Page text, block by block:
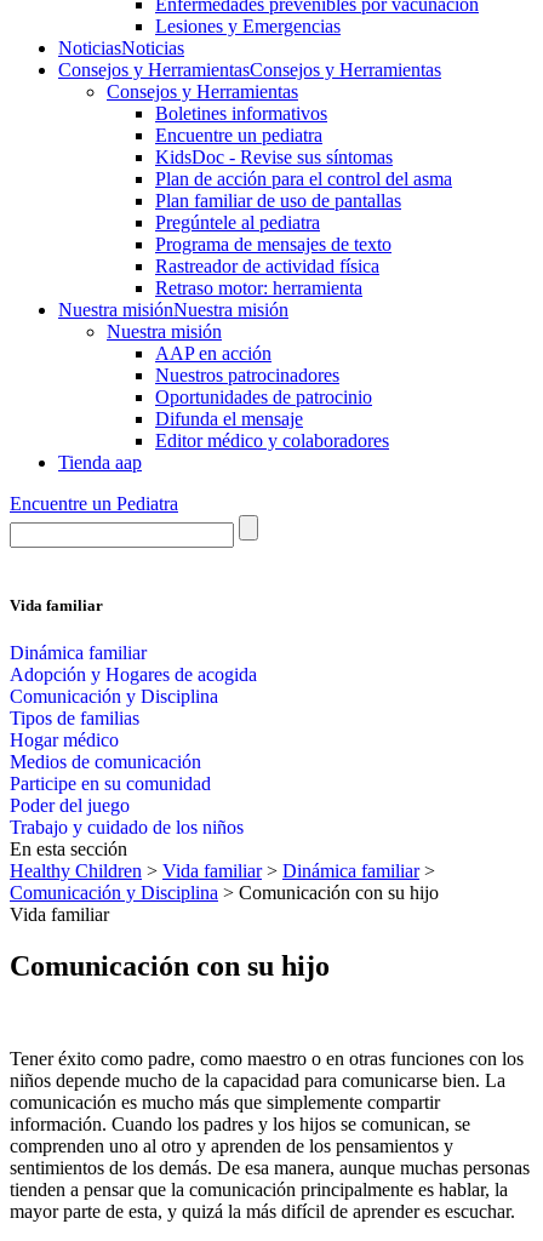
Enfermedades prevenibles por vacunación
Lesiones y Emergencias
NoticiasNoticias
Consejos y HerramientasConsejos y Herramientas
Consejos y Herramientas
Boletines informativos
Encuentre un pediatra
KidsDoc - Revise sus síntomas
Plan de acción para el control del asma
Plan familiar de uso de pantallas
Pregúntele al pediatra
Programa de mensajes de texto
Rastre​​ador de activida​d física
Retraso motor: herramienta
Nuestra misiónNuestra misión
Nuestra misión
AAP en acción
Nuestros patrocinadores
Oportunidades de patrocinio
Difunda el mensaje
Editor médico y colaboradores
Tienda aap
Encuentre un Pediatra
Vida familiar
Dinámica familiar
Adopción y Hogares de acogida
Comunicación y Disciplina
Tipos de familias
Hogar médico
Medios de comunicación
Participe en su comunidad
Poder del juego
Trabajo y cuidado de los niños
En esta sección
Healthy Children > Vida familiar> Dinámica familiar>
Comunicación y Disciplina > Comunicación con su hijo
Vida familiar
Comunicación con su hijo
Tener éxito como padre, como maestro o en otras funciones con los
niños depende mucho de la capacidad para comunicarse bien. La
comunicación es mucho más que simplemente compartir
información. Cuando los padres y los hijos se comunican, se
comprenden uno al otro y aprenden de los pensamientos y
sentimientos de los demás. De esa manera, aunque muchas personas
tienden a pensar que la comunicación principalmente es hablar, la
mayor parte de esta, y quizá la más difícil de aprender es escuchar.